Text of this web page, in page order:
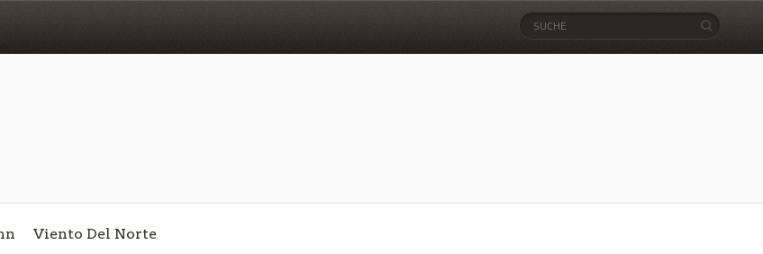
Viento Del Norte